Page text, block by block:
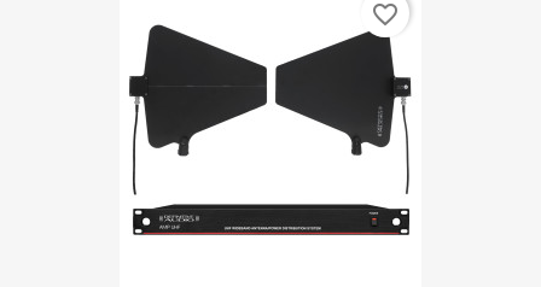
favorite_border